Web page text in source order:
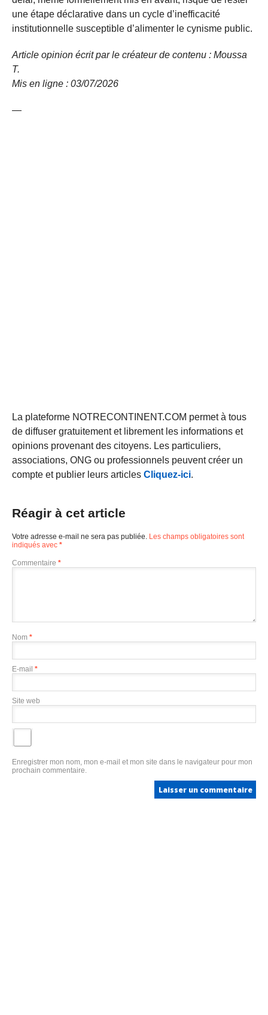
une étape déclarative dans un cycle d’inefficacité
institutionnelle susceptible d’alimenter le cynisme public.
Article opinion écrit par le créateur de contenu : Moussa
T.
Mis en ligne : 03/07/2026
—
La plateforme NOTRECONTINENT.COM permet à tous
de diffuser gratuitement et librement les informations et
opinions provenant des citoyens. Les particuliers,
associations, ONG ou professionnels peuvent créer un
compte et publier leurs articles Cliquez-ici.
Réagir à cet article
Votre adresse e-mail ne sera pas publiée. Les champs obligatoires sont
indiqués avec *
Commentaire *
Nom *
E-mail *
Site web
Enregistrer mon nom, mon e-mail et mon site dans le navigateur pour mon
prochain commentaire.